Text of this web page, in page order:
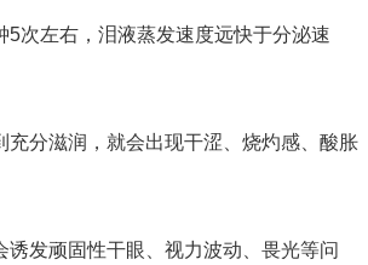
5次左右，泪液蒸发速度远快于分泌速
充分滋润，就会出现干涩、烧灼感、酸胀
诱发顽固性干眼、视力波动、畏光等问